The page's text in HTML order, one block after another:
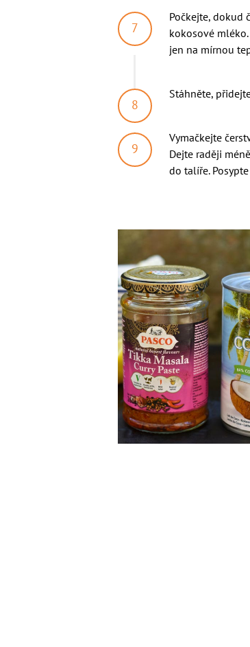
Počkejte, dokud
kokosové
jen na mírnou
Stáhněte,
Vymačkejte
Dejte raději
do talíře.